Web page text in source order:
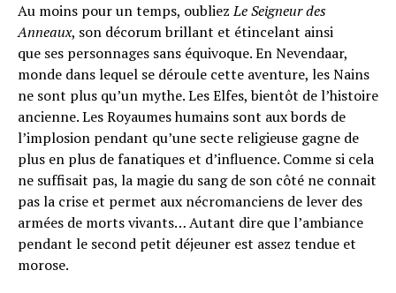
Au moins pour un temps, oubliezLe Seigneur des
Anneaux, son décorum brillant et étincelant ainsi
que ses personnages sans équivoque. En Nevendaar,
monde dans lequel se déroule cette aventure, les Nains
ne sont plus qu’un mythe. Les Elfes, bientôt de l’histoire
ancienne. Les Royaumes humains sont aux bords de
l’implosion pendant qu’une secte religieuse gagne de
plus en plus de fanatiques et d’influence. Comme si cela
ne suffisait pas, la magie du sang de son côté ne connait
pas la crise et permet aux nécromanciens de lever des
armées de morts vivants… Autant dire que l’ambiance
pendant le second petit déjeuner est assez tendue et
morose.